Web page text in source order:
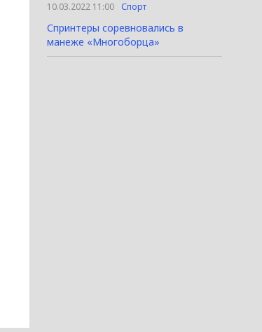
10.03.2022 11:00 Спорт
Спринтеры соревновались в
манеже «Многоборца»